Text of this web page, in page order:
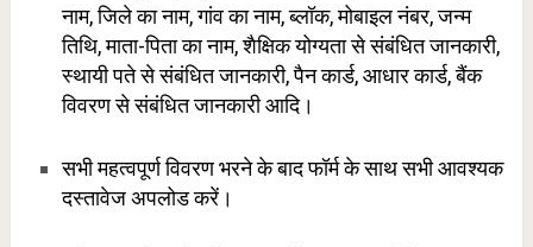
नाम, जिले का नाम, गांव का नाम, ब्लॉक, मोबाइल नंबर, जन्म
तिथि, माता-पिता का नाम, शैक्षिक योग्यता से संबंधित जानकारी,
स्थायी पते से संबंधित जानकारी, पैन कार्ड, आधार कार्ड, बैंक
विवरण से संबंधित जानकारी आदि।
सभी महत्वपूर्ण विवरण भरने के बाद फॉर्म के साथ सभी आवश्यक
दस्तावेज अपलोड करें।